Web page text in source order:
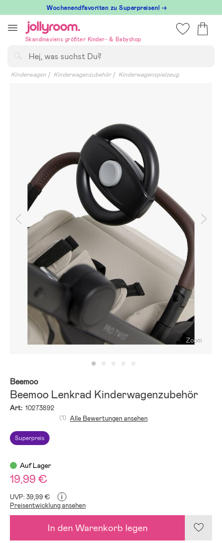
till
innehållet
Wochenendfavoriten zu Superpreisen! →
Skandinaviens größter Kinder- & Babyshop
Kinderwagen Kinderwagenzubehör Kinderwagenspielzeug
Zoom
Beemoo
Beemoo Lenkrad Kinderwagenzubehör
Art: 10273892
Superpreis
(1) Alle Bewertungen ansehen
Auf Lager
19,99 €
UVP: 39,99 € i
Preisentwicklung ansehen
In den Warenkorb legen